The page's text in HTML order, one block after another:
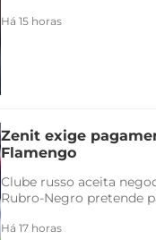
Há 15 horas
Zenit exige
Flamengo
Clube russo aceita
Rubro-Negro pretende
Há 17 horas